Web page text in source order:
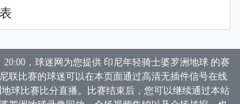
20:00，球迷网为您提供 印尼年轻骑士婆罗洲地球 的赛
联比赛的球迷可以在本页面通过高清无插件信号在线
球比赛比分直播。比赛结束后，您可以继续通过本站